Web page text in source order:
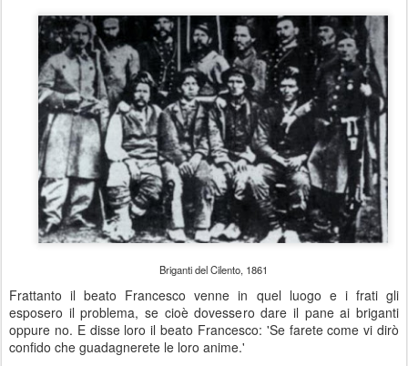
Briganti del Cilento, 1861
Frattanto il beato Francesco venne in quel luogo e i frati gli
esposero il problema, se cioè dovessero dare il pane ai briganti
oppure no. E disse loro il beato Francesco: 'Se farete come vi dirò
confido che guadagnerete le loro anime.'